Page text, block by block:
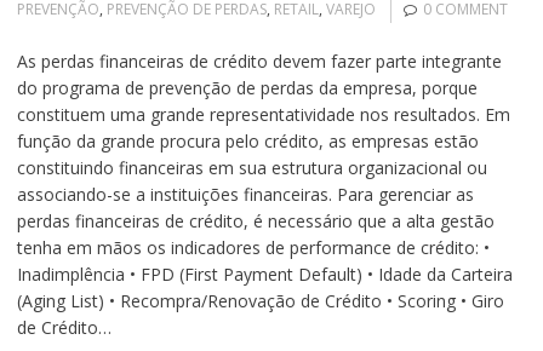
PREVENÇÃO, PREVENÇÃO DE PERDAS, RETAIL, VAREJO 0 COMMENT
As perdas financeiras de crédito devem fazer parte integrante
do programa de prevenção de perdas da empresa, porque
constituem uma grande representatividade nos resultados. Em
função da grande procura pelo crédito, as empresas estão
constituindo financeiras em sua estrutura organizacional ou
associando-se a instituições financeiras. Para gerenciar as
perdas financeiras de crédito, é necessário que a alta gestão
tenha em mãos os indicadores de performance de crédito: •
Inadimplência • FPD (First Payment Default) • Idade da Carteira
(Aging List) • Recompra/Renovação de Crédito • Scoring • Giro
de Crédito…